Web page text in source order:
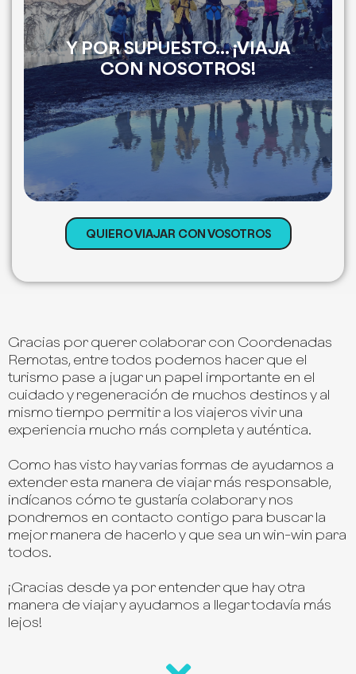
Y POR SUPUESTO... ¡VIAJA
CON NOSOTROS!
Simplemente al participar en alguno de nuestros
viajes nos están ayudando a seguir con nuestra
misión, y además donamos una parte de nuestros
beneficios directamente a proyectos con los que
colaboramos por lo que tú también les estás
apoyando, así que anímate y viaja con nosotros!
QUIERO VIAJAR CON VOSOTROS
Gracias por querer colaborar con Coordenadas
Remotas, entre todos podemos hacer que el
turismo pase a jugar un papel importante en el
cuidado y regeneración de muchos destinos y al
mismo tiempo permitir a los viajeros vivir una
experiencia mucho más completa y auténtica.
Como has visto hay varias formas de ayudarnos a
extender esta manera de viajar más responsable,
indícanos cómo te gustaría colaborar y nos
pondremos en contacto contigo para buscar la
mejor manera de hacerlo y que sea un win-win para
todos.
¡Gracias desde ya por entender que hay otra
manera de viajar y ayudarnos a llegar todavía más
lejos!